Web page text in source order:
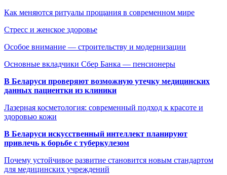
Как меняются ритуалы прощания в современном мире
Стресс и женское здоровье
Особое внимание — строительству и модернизации
Основные вкладчики Сбер Банка — пенсионеры
В Беларуси проверяют возможную утечку медицинских
данных пациентки из клиники
Лазерная косметология: современный подход к красоте и
здоровью кожи
В Беларуси искусственный интеллект планируют
привлечь к борьбе с туберкулезом
Почему устойчивое развитие становится новым стандартом
для медицинских учреждений